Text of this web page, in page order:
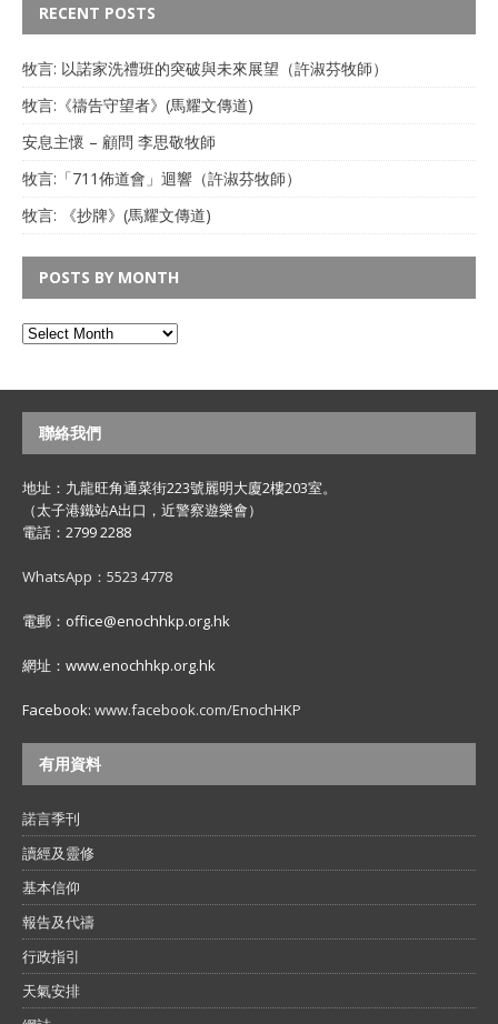
RECENT POSTS
牧言: 以諾家洗禮班的突破與未來展望（許淑芬牧師）
牧言:《禱告守望者》(馬耀文傳道)
安息主懷 – 顧問 李思敬牧師
牧言:「711佈道會」迴響（許淑芬牧師）
牧言: 《抄牌》(馬耀文傳道)
POSTS BY MONTH
聯絡我們
地址：九龍旺角通菜街223號麗明大廈2樓203室。
（太子港鐵站A出口，近警察遊樂會）
電話：2799 2288
WhatsApp：5523 4778
電郵：office@enochhkp.org.hk
網址：www.enochhkp.org.hk
Facebook: www.facebook.com/EnochHKP
有用資料
諾言季刊
讀經及靈修
基本信仰
報告及代禱
行政指引
天氣安排